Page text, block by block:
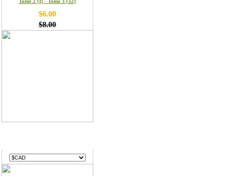
$6.00
$8.00